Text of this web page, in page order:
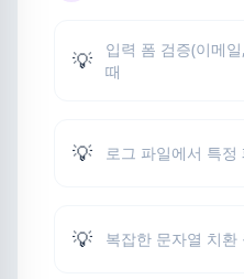
💡
입력 폼 검증(이메
때
💡 로그 파일에서 특정
💡 복잡한 문자열 치환